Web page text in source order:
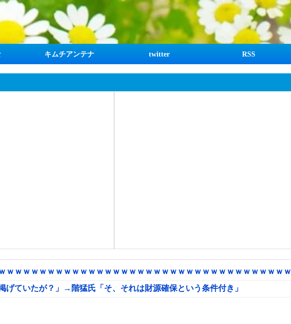
キムチアンテナ twitter RSS
ｗｗｗｗｗｗｗｗｗｗｗｗｗｗｗｗｗｗｗｗｗｗｗｗｗｗｗｗｗｗｗｗｗｗ
ていたが？」→階猛氏「そ、それは財源確保という条件付き」